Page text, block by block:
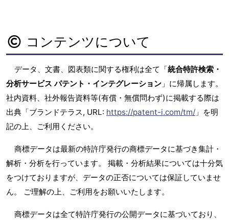
コンテンツについて
データ、文書、図表類に関する権利は全て「統合特許検索・
分析サービス パテント・インテグレーション 」に帰属します。
社内資料、社外報告資料等(有償・無償問わず)に掲載する際は
出典「ブランドテラス, URL: https://patent-i.com/tm/ 」を明
記の上、ご利用ください。
商標データは最新の特許庁発行の商標データに基づき集計・
解析・分析を行っています。 掲載・分析結果については十分気
をつけておりますが、データの正否については保証していませ
ん。 ご理解の上、ご利用をお願いいたします。
商標データは全て特許庁発行の公開データに基づいており、